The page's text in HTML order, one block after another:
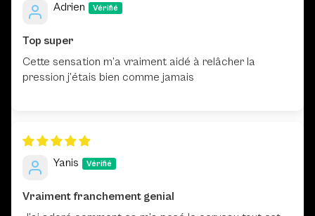
Adrien
Top super
Cette sensation m’a vraiment aidé à relâcher la
pression j’étais bien comme jamais
Yanis
Vraiment franchement genial